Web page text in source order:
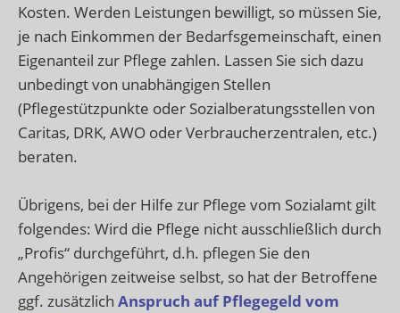
Kosten. Werden Leistungen bewilligt, so müssen Sie,
je nach Einkommen der Bedarfsgemeinschaft, einen
Eigenanteil zur Pflege zahlen. Lassen Sie sich dazu
unbedingt von unabhängigen Stellen
(Pflegestützpunkte oder Sozialberatungsstellen von
Caritas, DRK, AWO oder Verbraucherzentralen, etc.)
beraten.
Übrigens, bei der Hilfe zur Pflege vom Sozialamt gilt
folgendes: Wird die Pflege nicht ausschließlich durch
„Profis“ durchgeführt, d.h. pflegen Sie den
Angehörigen zeitweise selbst, so hat der Betroffene
ggf. zusätzlich Anspruch auf Pflegegeld vom